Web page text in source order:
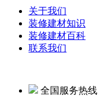
关于我们
装修建材知识
装修建材百科
联系我们
全国服务热线